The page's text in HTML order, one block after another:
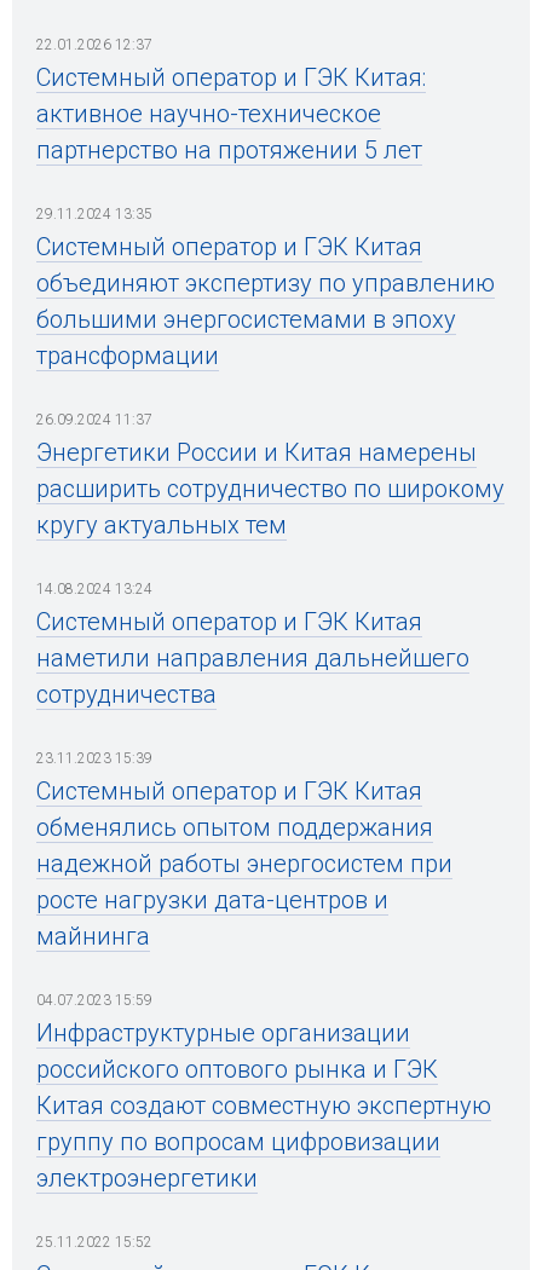
22.01.2026 12:37
Системный оператор и ГЭК Китая:
активное научно-техническое
партнерство на протяжении 5 лет
29.11.2024 13:35
Системный оператор и ГЭК Китая
объединяют экспертизу по управлению
большими энергосистемами в эпоху
трансформации
26.09.2024 11:37
Энергетики России и Китая намерены
расширить сотрудничество по широкому
кругу актуальных тем
14.08.2024 13:24
Системный оператор и ГЭК Китая
наметили направления дальнейшего
сотрудничества
23.11.2023 15:39
Системный оператор и ГЭК Китая
обменялись опытом поддержания
надежной работы энергосистем при
росте нагрузки дата-центров и
майнинга
04.07.2023 15:59
Инфраструктурные организации
российского оптового рынка и ГЭК
Китая создают совместную экспертную
группу по вопросам цифровизации
электроэнергетики
25.11.2022 15:52